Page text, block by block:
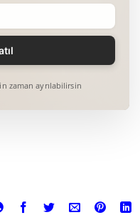
zaman ayrılabilirsin